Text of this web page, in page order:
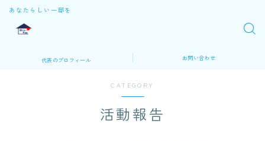
あなたらしい一邸を
代表のプロフィール お問い合わせ
CATEGORY
活動報告